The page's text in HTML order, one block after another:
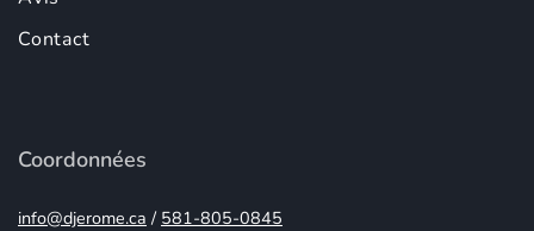
Contact
Coordonnées
info@djerome.ca / 581-805-0845